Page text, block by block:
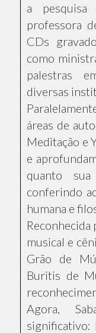
a
professora
CDs
como
palestras
diversas
áreas de
Meditação e
e
quanto sua
conferindo
humana e
Reconhecida
musical e
Grão de
Buritis de
Agora,
significativo: